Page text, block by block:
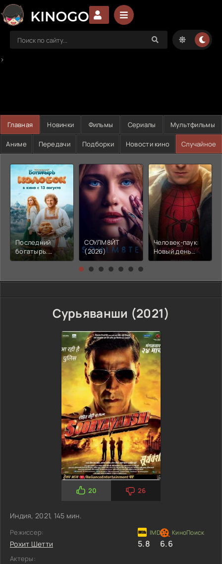
>
Главная Новинки Фильмы Сериалы Мультфильмы
Аниме Передачи Подборки Новости кино Случайное
Последний
богатырь.
Колобок (2026)
СОУЛМ8ЙТ
(2026)
Человек-паук:
Новый день
(2026)
Сурьяванши (2021)
20 26
Индия, 2021, 145 мин.
Режиссер:
Рохит Шетти
Актеры:
5.8 6.6